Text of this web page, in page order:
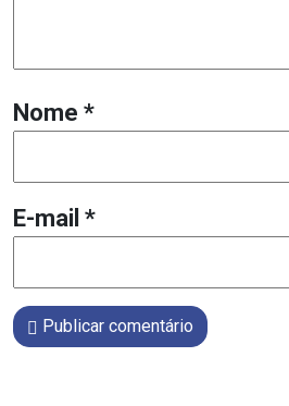
Nome *
E-mail *
Publicar comentário